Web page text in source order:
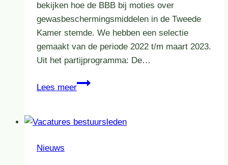
bekijken hoe de BBB bij moties over
gewasbeschermingsmiddelen in de Tweede
Kamer stemde. We hebben een selectie
gemaakt van de periode 2022 t/m maart 2023.
Uit het partijprogramma: De…
Lees meer
BBB
de
Nieuws